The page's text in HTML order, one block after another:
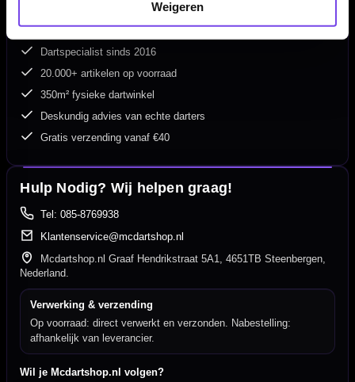
Weigeren
Dartspecialist sinds 2016
20.000+ artikelen op voorraad
350m² fysieke dartwinkel
Deskundig advies van echte darters
Gratis verzending vanaf €40
Hulp Nodig? Wij helpen graag!
Tel: 085-8769938
Klantenservice@mcdartshop.nl
Mcdartshop.nl Graaf Hendrikstraat 5A1, 4651TB Steenbergen,
Nederland.
Verwerking & verzending
Op voorraad: direct verwerkt en verzonden. Nabestelling:
afhankelijk van leverancier.
Wil je Mcdartshop.nl volgen?